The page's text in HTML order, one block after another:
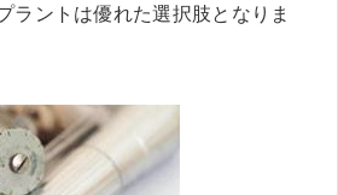
ラントは優れた選択肢となりま